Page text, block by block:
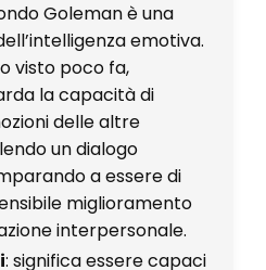
Goleman è una
emotiva.
visto poco fa,
la capacità di
delle altre
un dialogo
a essere di
miglioramento
interpersonale.
: significa essere capaci